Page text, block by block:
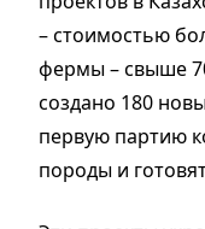
– стоимостью
фермы – свыше
создано 180
первую партию
породы и